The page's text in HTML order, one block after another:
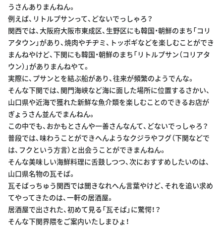
うさんありまんねん。
例えば、リトルプサンって、どないでっしゃろ？
関西では、大阪府大阪市東成区、生野区にも韓国・朝鮮のまち「コリ
アタウン」があり、焼肉やチヂミ、トッポギなどを楽しむことができ
まんねやけど、下関にも韓国・朝鮮のまち「リトルプサン（コリアタ
ウン）」がありまんねやて。
実際に、プサンとを結ぶ船があり、往来が頻繁のようでんな。
そんな下関では、関門海峡など海に面した場所に位置するさかい、
山口県や近海で獲れた新鮮な魚介類を楽しむことのできるお店が
ぎょうさん並んでまんねん。
この中でも、おかもとさんや一善さんなんて、どないでっしゃろ？
普段では、味わうことができへんようなクジラやフグ（下関などで
は、フクという方言）と出会うことができまんねん。
そんな美味しい海鮮料理に舌鼓しつつ、次におすすめしたいのは、
山口県名物の瓦そば。
瓦そばっちゅう関西では聞きなれへん言葉やけど、それを追い求め
てやってきたのは、一軒の居酒屋。
居酒屋で出された、初めて見る「瓦そば」に驚愕！？
そんな下関界隈をご案内いたしまひょ！